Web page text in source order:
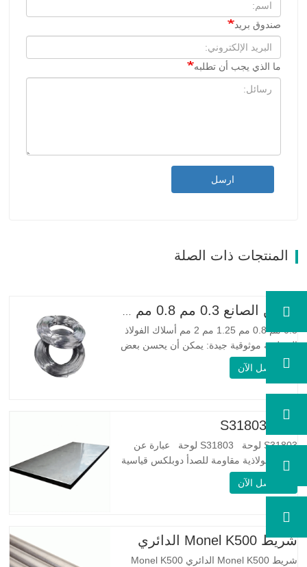
صندوق بريد
ما الذي يجب أن تطلبه
ارسل
المنتجات ذات الصلة
0.3 مم 0.8 مم 1.25 مم 2 مم أسلاك الفولاذ
المجلفنة موثوقية جيدة: يمكن أن يحسن بعض
العقد والنتوءات والصدأ على الأسلاك الفولاذية
مرونة جيدة: صلابة الفولاذ المجلفن جيدة جدًا،
اتصل الآن
S31803 لوحة S31803 لوحة عبارة عن
سبيكة فولاذية مقاومة للصدأ دوبلكس قياسية
على الوجهين. لديها بنية مجهرية من
الميكانيكي الموثوق به ، والليونة ، وخصائص
من 34 مما يشير إلى أن مقاومة…
اتصل الآن
شريط Monel K500 الدائري
شريط Monel K500 الدائري Monel K500